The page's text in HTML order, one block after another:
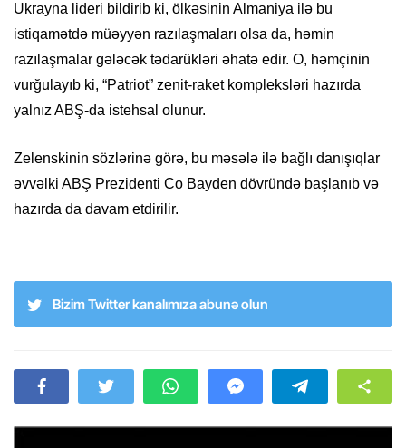
Ukrayna lideri bildirib ki, ölkəsinin Almaniya ilə bu
istiqamətdə müəyyən razılaşmaları olsa da, həmin
razılaşmalar gələcək tədarükləri əhatə edir. O, həmçinin
vurğulayıb ki, “Patriot” zenit-raket kompleksləri hazırda
yalnız ABŞ-da istehsal olunur.
Zelenskinin sözlərinə görə, bu məsələ ilə bağlı danışıqlar
əvvəlki ABŞ Prezidenti Co Bayden dövründə başlanıb və
hazırda da davam etdirilir.
Bizim Twitter kanalımıza abunə olun